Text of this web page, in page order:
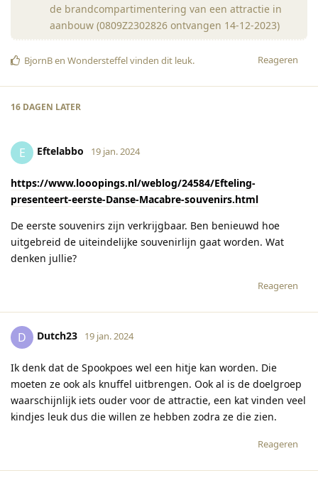
de brandcompartimentering van een attractie in
aanbouw (0809Z2302826 ontvangen 14-12-2023)
Reageren
BjornBen Wondersteffelvinden dit leuk.
16 DAGEN LATER
E Eftelabbo 19 jan. 2024
https://www.looopings.nl/weblog/24584/Efteling-
presenteert-eerste-Danse-Macabre-souvenirs.html
De eerste souvenirs zijn verkrijgbaar. Ben benieuwd hoe
uitgebreid de uiteindelijke souvenirlijn gaat worden. Wat
denken jullie?
Reageren
D Dutch23 19 jan. 2024
Ik denk dat de Spookpoes wel een hitje kan worden. Die
moeten ze ook als knuffel uitbrengen. Ook al is de doelgroep
waarschijnlijk iets ouder voor de attractie, een kat vinden veel
kindjes leuk dus die willen ze hebben zodra ze die zien.
Reageren